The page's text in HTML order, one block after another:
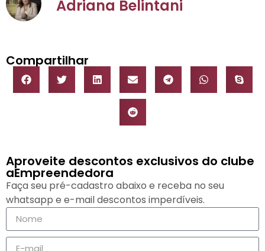
Adriana Belintani
Compartilhar
Aproveite descontos exclusivos do clube
aEmpreendedora
Faça seu pré-cadastro abaixo e receba no seu
whatsapp e e-mail descontos imperdíveis.